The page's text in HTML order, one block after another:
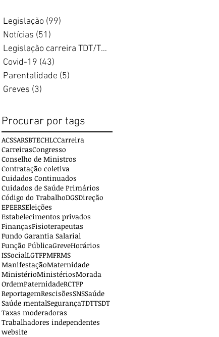
Legislação (99)
Notícias (51)
Legislação carreira TDT/TSDT
Covid-19 (43)
Parentalidade (5)
Greves (3)
Procurar por tags
ACSSARSBTECHLCCarreira
CarreirasCongresso
Conselho de Ministros
Contratação coletiva
Cuidados Continuados
Cuidados de Saúde Primários
Código do TrabalhoDGSDireção
EPEERSEleições
Estabelecimentos privados
FinançasFisioterapeutas
Fundo Garantia Salarial
Função PúblicaGreveHorários
ISSocialLGTFPMFRMS
ManifestaçãoMaternidade
MinistérioMinistériosMorada
OrdemPaternidadeRCTFP
ReportagemRescisõesSNSSaúde
Saúde mentalSegurançaTDTTSDT
Taxas moderadoras
Trabalhadores independentes
website